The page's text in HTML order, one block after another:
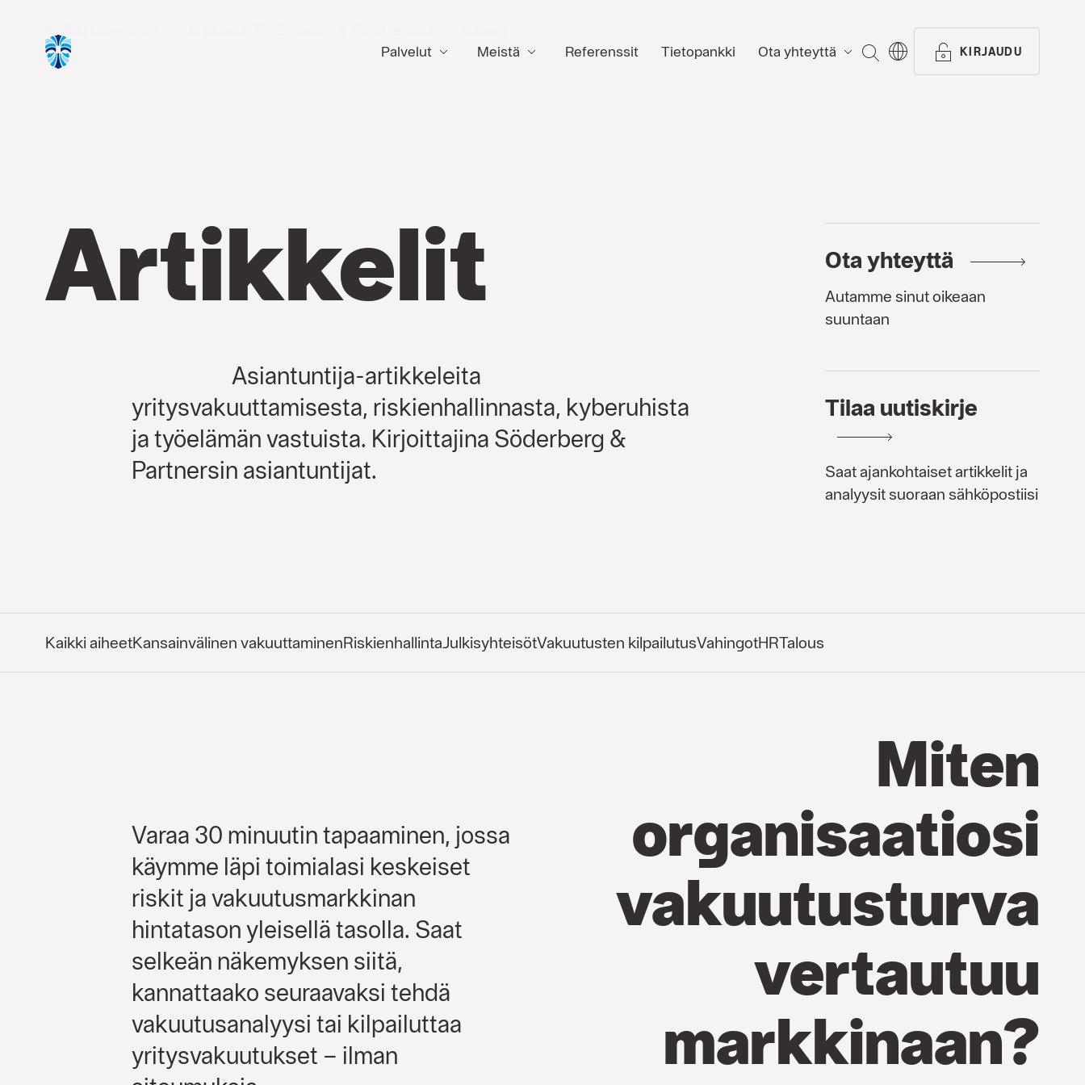
Palvelut Meistä Referenssit Tietopankki Ota yhteyttä ETSI KIRJAUDU
Kaikki kategoriat
Artikkelit
Asiantuntija-artikkeleita
yritysvakuuttamisesta, riskienhallinnasta, kyberuhista
ja työelämän vastuista. Kirjoittajina Söderberg &
Partnersin asiantuntijat.
Ota yhteyttä
Autamme sinut oikeaan
suuntaan
Tilaa uutiskirje
Saat ajankohtaiset artikkelit ja
analyysit suoraan sähköpostiisi
Kaikki aiheetKansainvälinen vakuuttaminenRiskienhallintaJulkisyhteisötVakuutusten kilpailutusVahingotHRTalous
Miten
organisaatiosi
vakuutusturva
vertautuu
markkinaan?
Varaa 30 minuutin tapaaminen, jossa
käymme läpi toimialasi keskeiset
riskit ja vakuutusmarkkinan
hintatason yleisellä tasolla. Saat
selkeän näkemyksen siitä,
kannattaako seuraavaksi tehdä
vakuutusanalyysi tai kilpailuttaa
yritysvakuutukset – ilman